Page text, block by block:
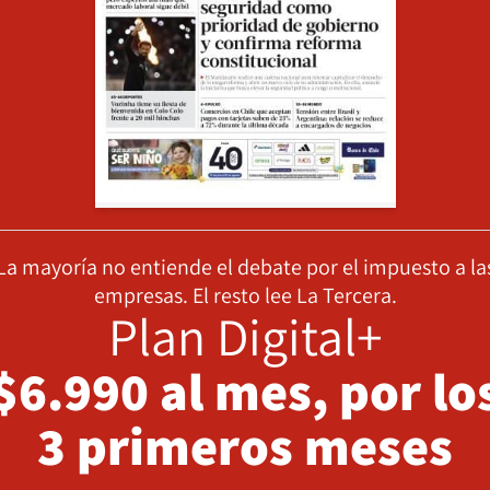
mayoría no entiende el debate por el impuesto a
empresas. El resto lee La Tercera.
Plan Digital+
al mes, por
3 primeros meses